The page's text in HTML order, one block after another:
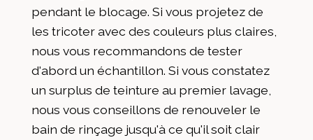
pendant le blocage. Si vous projetez de
les tricoter avec des couleurs plus claires,
nous vous recommandons de tester
d'abord un échantillon. Si vous constatez
un surplus de teinture au premier lavage,
nous vous conseillons de renouveler le
bain de rinçage jusqu'à ce qu'il soit clair